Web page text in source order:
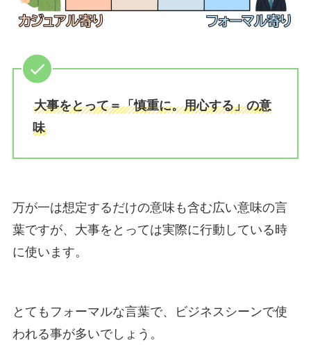
大事をとって＝「慎重に。用心する」の意
味
万が一は想定するだけの意味も含む広い意味の言
葉ですが、大事をとっては実際に行動している時
に使います。
とてもフォーマルな言葉で、ビジネスシーンで使
われる事が多いでしょう。